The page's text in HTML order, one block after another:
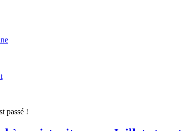
passé !